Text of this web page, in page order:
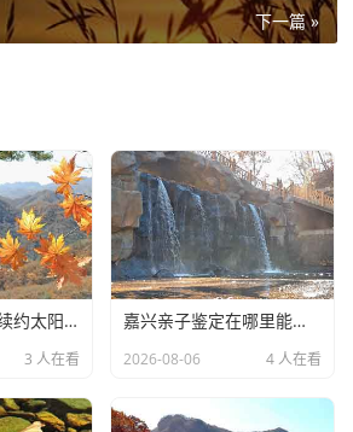
下一篇 »
狄龙3年7300万续约太阳,放弃顶薪换双赢
3 人在看
嘉兴亲子鉴定在哪里能做(DNA亲子鉴定用什么样品准确)
2026-08-06 4 人在看